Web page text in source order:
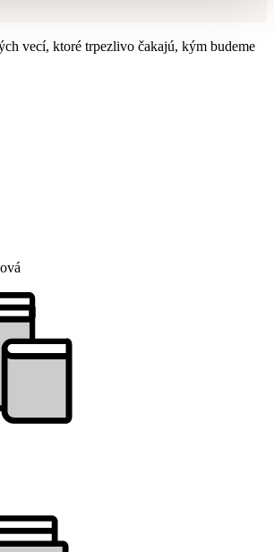
vecí, ktoré trpezlivo čakajú, kým budeme